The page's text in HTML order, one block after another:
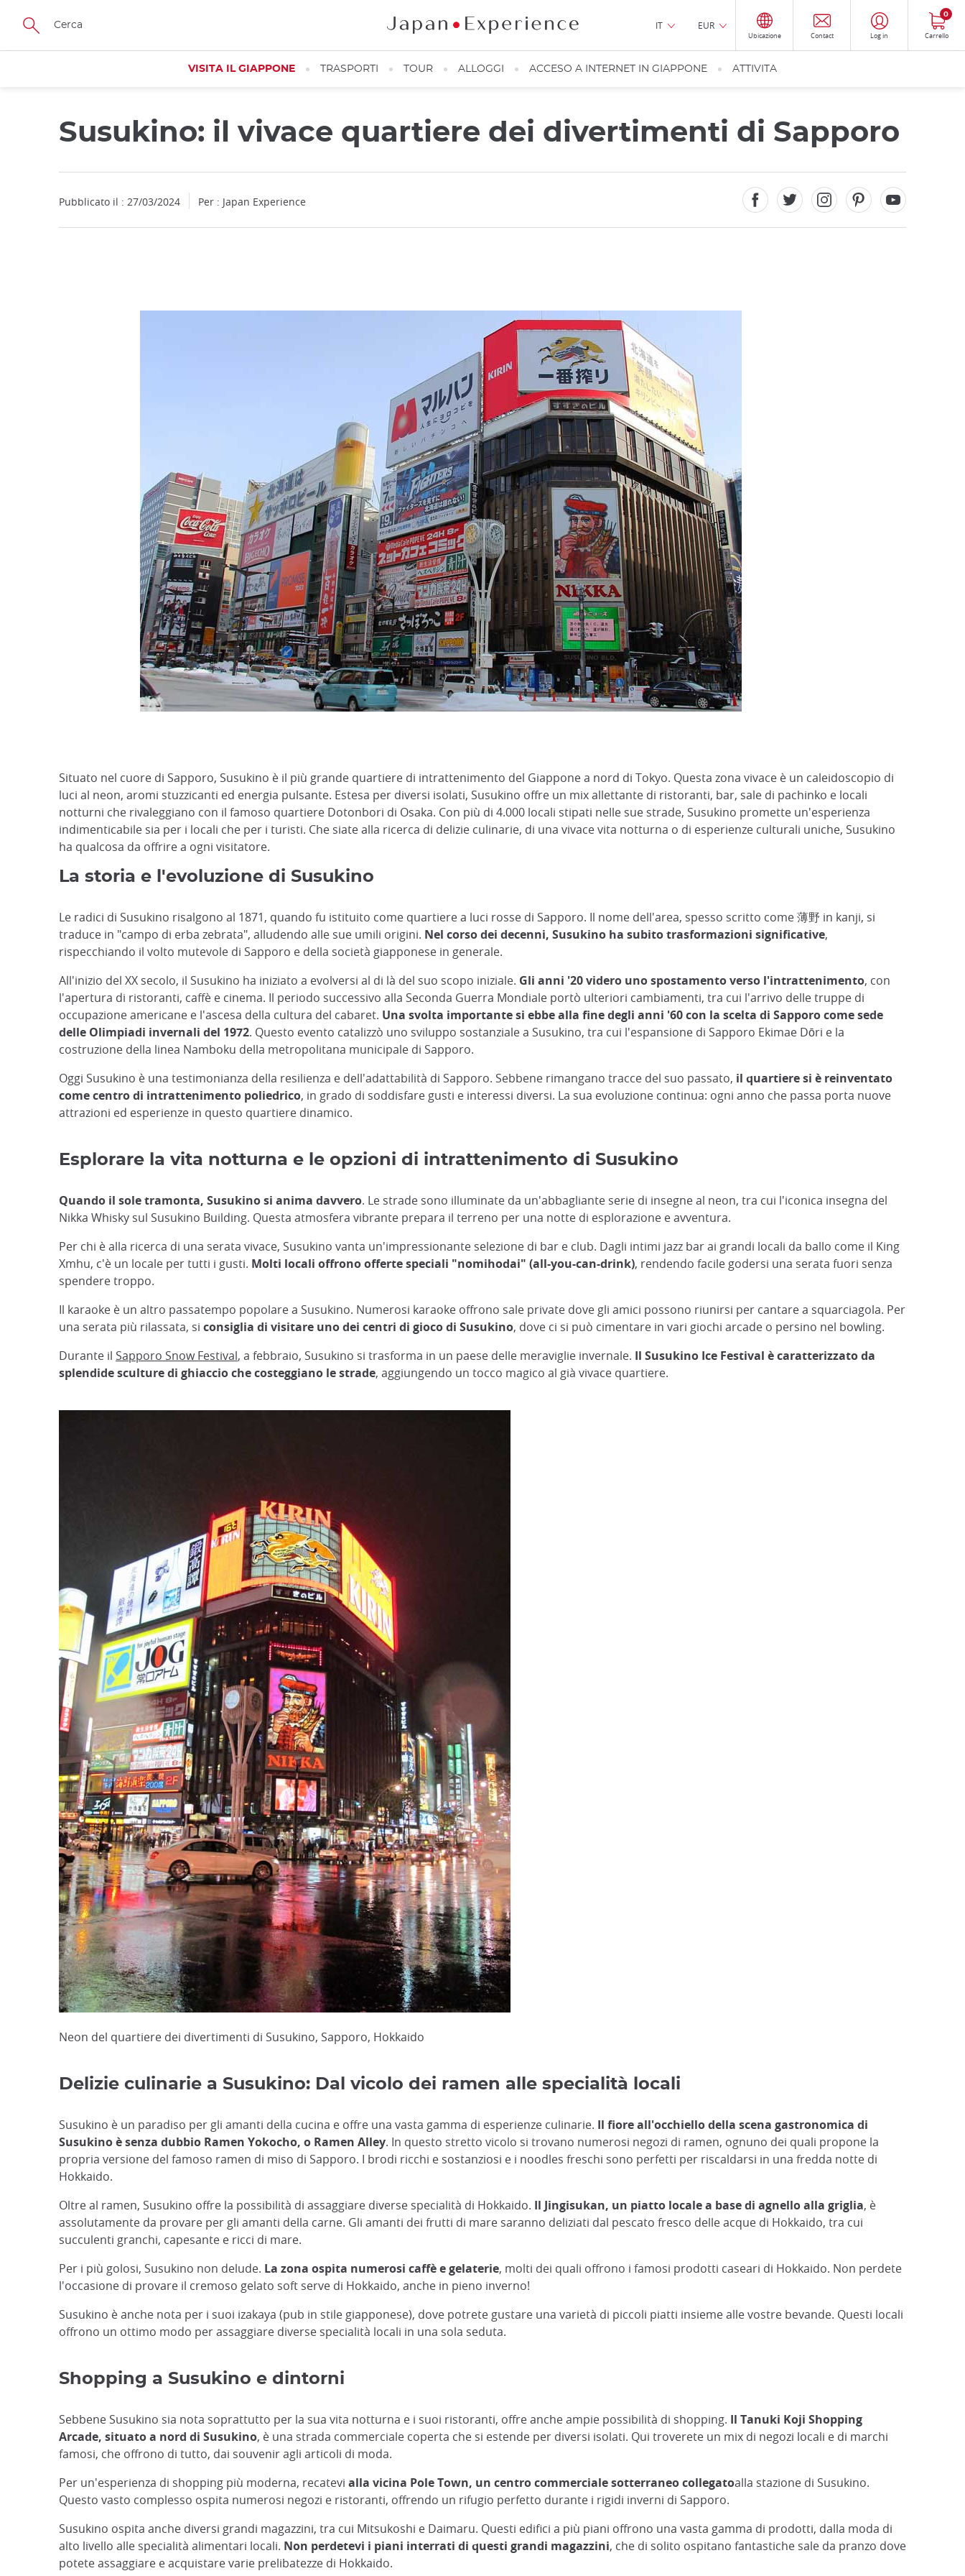
Skip
main
IT EUR
Ubicazione Contact Log in Carrello
0
VISITA IL GIAPPONE TRASPORTI TOUR ALLOGGI ACCESO A INTERNET IN GIAPPONE ATTIVITA
Susukino: il vivace quartiere dei divertimenti di Sapporo
Pubblicato il : 27/03/2024 Per : Japan Experience
Situato nel cuore di Sapporo, Susukino è il più grande quartiere di intrattenimento del Giappone a nord di Tokyo. Questa zona vivace è un caleidoscopio di
luci al neon, aromi stuzzicanti ed energia pulsante. Estesa per diversi isolati, Susukino offre un mix allettante di ristoranti, bar, sale di pachinko e locali
notturni che rivaleggiano con il famoso quartiere Dotonbori di Osaka. Con più di 4.000 locali stipati nelle sue strade, Susukino promette un'esperienza
indimenticabile sia per i locali che per i turisti. Che siate alla ricerca di delizie culinarie, di una vivace vita notturna o di esperienze culturali uniche, Susukino
ha qualcosa da offrire a ogni visitatore.
La storia e l'evoluzione di Susukino
Le radici di Susukino risalgono al 1871, quando fu istituito come quartiere a luci rosse di Sapporo. Il nome dell'area, spesso scritto come 薄野 in kanji, si
traduce in "campo di erba zebrata", alludendo alle sue umili origini. Nel corso dei decenni, Susukino ha subito trasformazioni significative,
rispecchiando il volto mutevole di Sapporo e della società giapponese in generale.
All'inizio del XX secolo, il Susukino ha iniziato a evolversi al di là del suo scopo iniziale. Gli anni '20 videro uno spostamento verso l'intrattenimento, con
l'apertura di ristoranti, caffè e cinema. Il periodo successivo alla Seconda Guerra Mondiale portò ulteriori cambiamenti, tra cui l'arrivo delle truppe di
occupazione americane e l'ascesa della cultura del cabaret. Una svolta importante si ebbe alla fine degli anni '60 con la scelta di Sapporo come sede
delle Olimpiadi invernali del 1972. Questo evento catalizzò uno sviluppo sostanziale a Susukino, tra cui l'espansione di Sapporo Ekimae Dōri e la
costruzione della linea Namboku della metropolitana municipale di Sapporo.
Oggi Susukino è una testimonianza della resilienza e dell'adattabilità di Sapporo. Sebbene rimangano tracce del suo passato, il quartiere si è reinventato
come centro di intrattenimento poliedrico, in grado di soddisfare gusti e interessi diversi. La sua evoluzione continua: ogni anno che passa porta nuove
attrazioni ed esperienze in questo quartiere dinamico.
Esplorare la vita notturna e le opzioni di intrattenimento di Susukino
Quando il sole tramonta, Susukino si anima davvero. Le strade sono illuminate da un'abbagliante serie di insegne al neon, tra cui l'iconica insegna del
Nikka Whisky sul Susukino Building. Questa atmosfera vibrante prepara il terreno per una notte di esplorazione e avventura.
Per chi è alla ricerca di una serata vivace, Susukino vanta un'impressionante selezione di bar e club. Dagli intimi jazz bar ai grandi locali da ballo come il King
Xmhu, c'è un locale per tutti i gusti. Molti locali offrono offerte speciali "nomihodai" (all-you-can-drink), rendendo facile godersi una serata fuori senza
spendere troppo.
Il karaoke è un altro passatempo popolare a Susukino. Numerosi karaoke offrono sale private dove gli amici possono riunirsi per cantare a squarciagola. Per
una serata più rilassata, si consiglia di visitare uno dei centri di gioco di Susukino, dove ci si può cimentare in vari giochi arcade o persino nel bowling.
Durante il Sapporo Snow Festival, a febbraio, Susukino si trasforma in un paese delle meraviglie invernale. Il Susukino Ice Festival è caratterizzato da
splendide sculture di ghiaccio che costeggiano le strade, aggiungendo un tocco magico al già vivace quartiere.
Neon del quartiere dei divertimenti di Susukino, Sapporo, Hokkaido
Delizie culinarie a Susukino: Dal vicolo dei ramen alle specialità locali
Susukino è un paradiso per gli amanti della cucina e offre una vasta gamma di esperienze culinarie. Il fiore all'occhiello della scena gastronomica di
Susukino è senza dubbio Ramen Yokocho, o Ramen Alley. In questo stretto vicolo si trovano numerosi negozi di ramen, ognuno dei quali propone la
propria versione del famoso ramen di miso di Sapporo. I brodi ricchi e sostanziosi e i noodles freschi sono perfetti per riscaldarsi in una fredda notte di
Hokkaido.
Oltre al ramen, Susukino offre la possibilità di assaggiare diverse specialità di Hokkaido. Il Jingisukan, un piatto locale a base di agnello alla griglia, è
assolutamente da provare per gli amanti della carne. Gli amanti dei frutti di mare saranno deliziati dal pescato fresco delle acque di Hokkaido, tra cui
succulenti granchi, capesante e ricci di mare.
Per i più golosi, Susukino non delude. La zona ospita numerosi caffè e gelaterie, molti dei quali offrono i famosi prodotti caseari di Hokkaido. Non perdete
l'occasione di provare il cremoso gelato soft serve di Hokkaido, anche in pieno inverno!
Susukino è anche nota per i suoi izakaya (pub in stile giapponese), dove potrete gustare una varietà di piccoli piatti insieme alle vostre bevande. Questi locali
offrono un ottimo modo per assaggiare diverse specialità locali in una sola seduta.
Shopping a Susukino e dintorni
Sebbene Susukino sia nota soprattutto per la sua vita notturna e i suoi ristoranti, offre anche ampie possibilità di shopping. Il Tanuki Koji Shopping
Arcade, situato a nord di Susukino, è una strada commerciale coperta che si estende per diversi isolati. Qui troverete un mix di negozi locali e di marchi
famosi, che offrono di tutto, dai souvenir agli articoli di moda.
Per un'esperienza di shopping più moderna, recatevi alla vicina Pole Town, un centro commerciale sotterraneo collegatoalla stazione di Susukino.
Questo vasto complesso ospita numerosi negozi e ristoranti, offrendo un rifugio perfetto durante i rigidi inverni di Sapporo.
Susukino ospita anche diversi grandi magazzini, tra cui Mitsukoshi e Daimaru. Questi edifici a più piani offrono una vasta gamma di prodotti, dalla moda di
alto livello alle specialità alimentari locali. Non perdetevi i piani interrati di questi grandi magazzini, che di solito ospitano fantastiche sale da pranzo dove
potete assaggiare e acquistare varie prelibatezze di Hokkaido.